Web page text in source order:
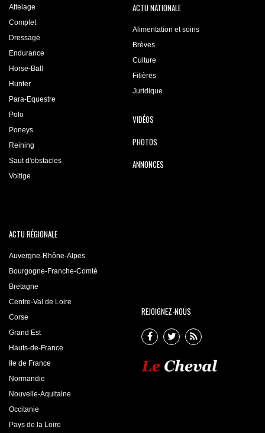
Attelage
Complet
Dressage
Endurance
Horse-Ball
Hunter
Para-Equestre
Polo
Poneys
Reining
Saut d'obstacles
Voltige
ACTU NATIONALE
Alimentation et soins
Brèves
Culture
Filières
Juridique
VIDÉOS
PHOTOS
ANNONCES
ACTU RÉGIONALE
Auvergne-Rhône-Alpes
Bourgogne-Franche-Comté
Bretagne
Centre-Val de Loire
Corse
Grand Est
Hauts-de-France
Ile de France
Normandie
Nouvelle-Aquitaine
Occitanie
Pays de la Loire
REJOIGNEZ-NOUS